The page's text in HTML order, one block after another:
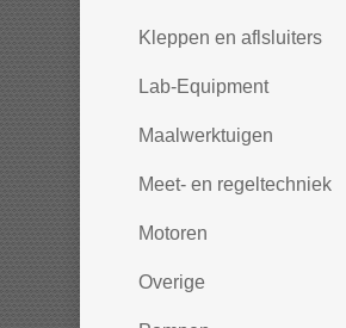
Kleppen en aflsluiters
Lab-Equipment
Maalwerktuigen
Meet- en regeltechniek
Motoren
Overige